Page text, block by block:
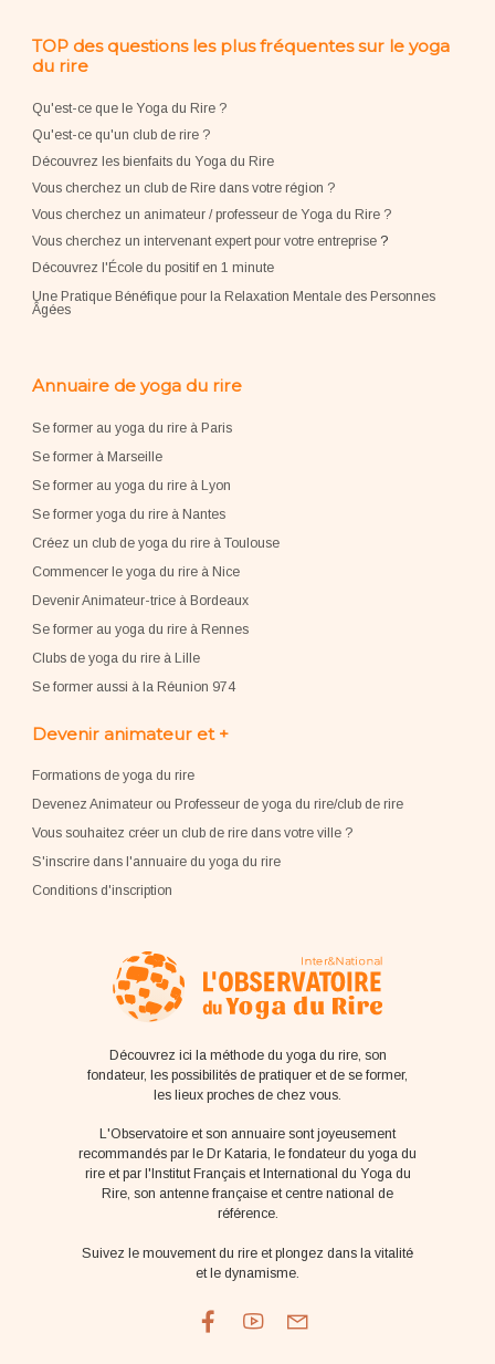
TOP des questions les plus fréquentes sur le yoga
du rire
Qu'est-ce que le Yoga du Rire ?
Qu'est-ce qu'un club de rire ?
Découvrez les bienfaits du Yoga du Rire
Vous cherchez un club de Rire dans votre région ?
Vous cherchez un animateur / professeur de Yoga du Rire ?
Vous cherchez un intervenant expert pour votre entreprise?
Découvrez l'École du positif en 1 minute
Une Pratique Bénéfique pour la Relaxation Mentale des Personnes
Âgées
Annuaire de yoga du rire
Se former au yoga du rire à Paris
Se former à Marseille
Se former au yoga du rire à Lyon
Se former yoga du rire à Nantes
Créez un club de yoga du rire à Toulouse
Commencer le yoga du rire à Nice
Devenir Animateur-trice à Bordeaux
Se former au yoga du rire à Rennes
Clubs de yoga du rire à Lille
Se former aussi à la Réunion 974
Devenir animateur et +
Formations de yoga du rire
Devenez Animateur ou Professeur de yoga du rire/club de rire
Vous souhaitez créer un club de rire dans votre ville ?
S'inscrire dans l'annuaire du yoga du rire
Conditions d'inscription
Découvrez ici la méthode du yoga du rire, son
fondateur, les possibilités de pratiquer et de se former,
les lieux proches de chez vous.
L'Observatoire et son annuaire sont joyeusement
recommandés par le Dr Kataria, le fondateur du yoga du
rire et par l'Institut Français et International du Yoga du
Rire, son antenne française et centre national de
référence.
Suivez le mouvement du rire et plongez dans la vitalité
et le dynamisme.